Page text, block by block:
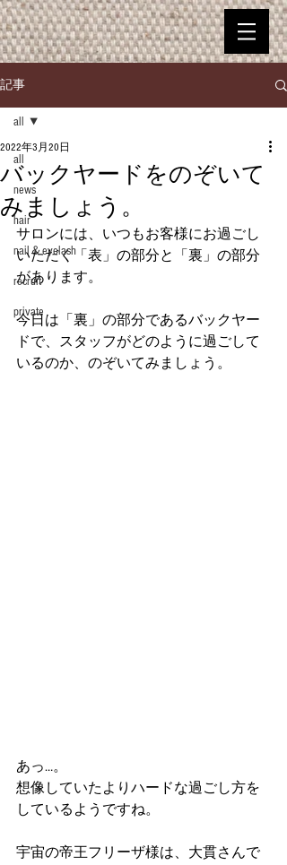
記事
all
news
hair
nail＆eyelash
recruit
private
all
バックヤードをのぞいて
みましょう。
2022年3月20日
サロンには、いつもお客様にお過ごし
いただく「表」の部分と「裏」の部分
があります。
今日は「裏」の部分であるバックヤー
ドで、スタッフがどのように過ごして
いるのか、のぞいてみましょう。
あっ…。
想像していたよりハードな過ごし方を
しているようですね。
宇宙の帝王フリーザ様は、大貫さんで